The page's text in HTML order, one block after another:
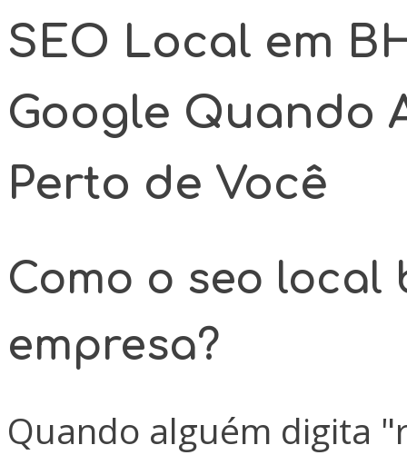
SEO Local em
Google Quando
Perto de Você
Como o seo local
empresa?
Quando alguém digita